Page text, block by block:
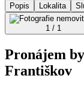
Popis
Lokalita
1 / 1
Pronájem
Františkov